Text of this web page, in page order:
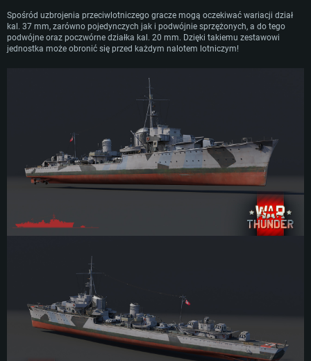
Spośród uzbrojenia przeciwlotniczego gracze mogą oczekiwać wariacji dział
kal. 37 mm, zarówno pojedynczych jak i podwójnie sprzężonych, a do tego
podwójne oraz poczwórne działka kal. 20 mm. Dzięki takiemu zestawowi
jednostka może obronić się przed każdym nalotem lotniczym!